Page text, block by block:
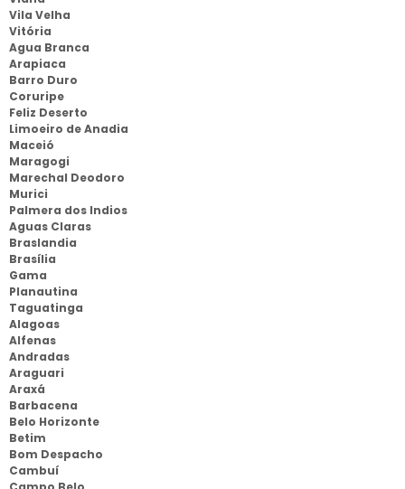
Vila Velha
Vitória
Agua Branca
Arapiaca
Barro Duro
Coruripe
Feliz Deserto
Limoeiro de Anadia
Maceió
Maragogi
Marechal Deodoro
Murici
Palmera dos Indios
Aguas Claras
Braslandia
Brasília
Gama
Planautina
Taguatinga
Alagoas
Alfenas
Andradas
Araguari
Araxá
Barbacena
Belo Horizonte
Betim
Bom Despacho
Cambuí